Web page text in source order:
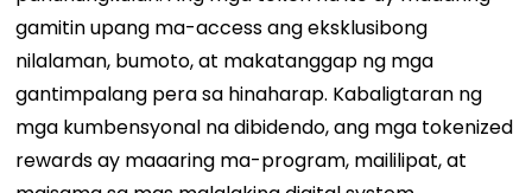
gamitin upang ma-access ang eksklusibong
nilalaman, bumoto, at makatanggap ng mga
gantimpalang pera sa hinaharap. Kabaligtaran ng
mga kumbensyonal na dibidendo, ang mga tokenized
rewards ay maaaring ma-program, maililipat, at